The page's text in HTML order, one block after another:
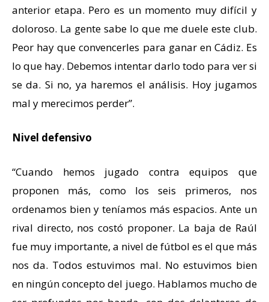
anterior etapa. Pero es un momento muy difícil y
doloroso. La gente sabe lo que me duele este club.
Peor hay que convencerles para ganar en Cádiz. Es
lo que hay. Debemos intentar darlo todo para ver si
se da. Si no, ya haremos el análisis. Hoy jugamos
mal y merecimos perder”.
Nivel defensivo
“Cuando hemos jugado contra equipos que
proponen más, como los seis primeros, nos
ordenamos bien y teníamos más espacios. Ante un
rival directo, nos costó proponer. La baja de Raúl
fue muy importante, a nivel de fútbol es el que más
nos da. Todos estuvimos mal. No estuvimos bien
en ningún concepto del juego. Hablamos mucho de